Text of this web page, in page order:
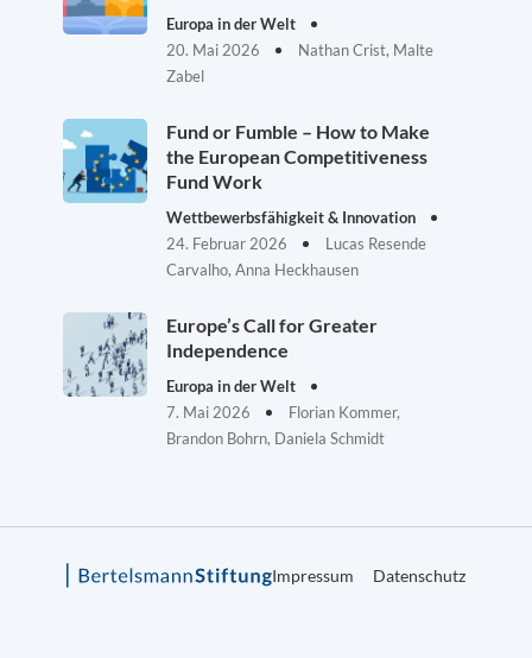
Europa in der Welt
20. Mai 2026
Nathan Crist, Malte
Zabel
Fund or Fumble – How to Make
the European Competitiveness
Fund Work
Wettbewerbsfähigkeit & Innovation
24. Februar 2026
Lucas Resende
Carvalho, Anna Heckhausen
Europe’s Call for Greater
Independence
Europa in der Welt
7. Mai 2026
Florian Kommer,
Brandon Bohrn, Daniela Schmidt
Impressum Datenschutz